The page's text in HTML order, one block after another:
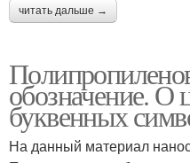
читать дальше →
обозначение.
буквенных
На данный материал